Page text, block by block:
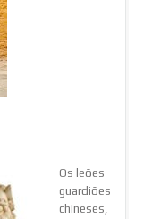
Os leões
guardiões
chineses,